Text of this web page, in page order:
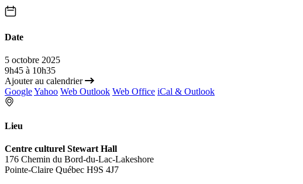
Date
5 octobre 2025
9h45 à 10h35
Ajouter au calendrier
GoogleYahoo Web Outlook Web Office iCal & Outlook
Lieu
Centre culturel Stewart Hall
176 Chemin du Bord-du-Lac-Lakeshore
Pointe-Claire Québec H9S 4J7